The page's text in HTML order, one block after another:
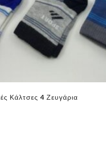
Κάλτσες 4 Ζευγάρια